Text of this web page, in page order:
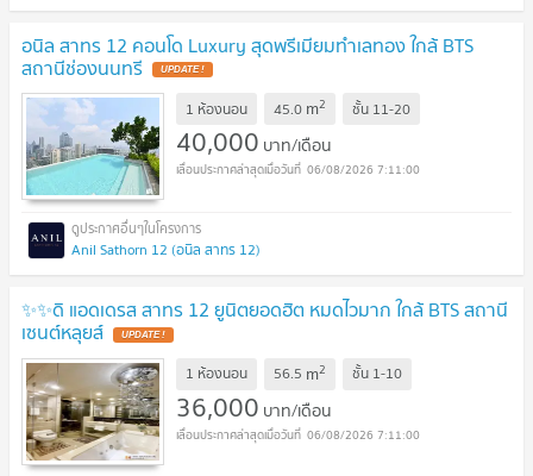
อนิล สาทร 12 คอนโด Luxury สุดพรีเมียมทำเลทอง ใกล้ BTS
สถานีช่องนนทรี
1 ห้องนอน 45.0 m2 ชั้น 11-20
40,000 บาท/เดือน
06/08/2026 7:11:00
Anil Sathorn 12 (อนิล สาทร 12)
✨✨ดิ แอดเดรส สาทร 12 ยูนิตยอดฮิต หมดไวมาก ใกล้ BTS สถานี
เซนต์หลุยส์
1 ห้องนอน 56.5 m2 ชั้น 1-10
36,000 บาท/เดือน
06/08/2026 7:11:00